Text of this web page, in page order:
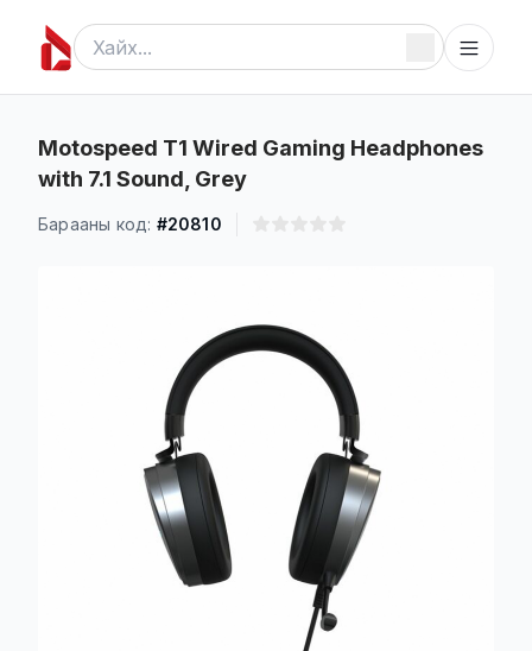
Motospeed T1 Wired Gaming Headphones
with 7.1 Sound, Grey
Барааны код: #20810